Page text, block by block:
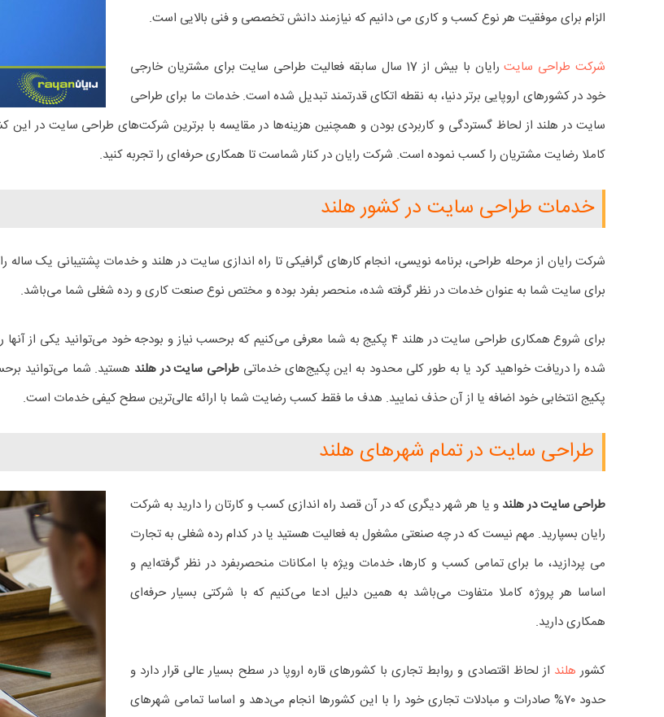
الزام برای موفقیت هر نوع کسب و کاری می دانیم که نیازمند دانش تخصصی و فنی بالایی است.
شرکت طراحی سایت
رایان با بیش از 17 سال سابقه فعالیت طراحی سایت برای مشتریان خارجی
خود در کشورهای اروپایی برتر دنیا، به نقطه اتکای قدرتمند تبدیل شده است. خدمات ما برای طراحی
کاملا رضایت مشتریان را کسب نموده است. شرکت رایان در کنار شماست تا همکاری حرفه‌ای را تجربه کنید.
خدمات طراحی سایت در کشور هلند
شرکت رایان از مرحله طراحی، برنامه نویسی، انجام کارهای گرافیکی تا راه اندازی سایت در هلند و خدمات پشتیبانی یک
برای سایت شما به عنوان خدمات در نظر گرفته شده، منحصر بفرد بوده و مختص نوع صنعت کاری و رده شغلی شما می‌باشد.
برای شروع همکاری طراحی سایت در هلند ۴ پکیج به شما معرفی می‌کنیم که برحسب نیاز و بودجه خود
شده را دریافت خواهید کرد یا به طور کلی محدود به این پکیج‌های خدماتی طراحی سایت در هلند هستید. شما می‌توانید
پکیج انتخابی خود اضافه یا از آن حذف نمایید. هدف ما فقط کسب رضایت شما با ارائه عالی‌ترین سطح کیفی خدمات است.
طراحی سایت در تمام شهرهای هلند
طراحی سایت در هلند و یا هر شهر دیگری که در آن قصد راه اندازی کسب و کارتان را دارید به شرکت
رایان بسپارید. مهم نیست که در چه صنعتی مشغول به فعالیت هستید یا در کدام رده شغلی به تجارت
می پردازید، ما برای تمامی کسب و کارها، خدمات ویژه با امکانات منحصربفرد در نظر گرفته‌ایم و
اساسا هر پروژه کاملا متفاوت می‌باشد به همین دلیل ادعا می‌کنیم که با شرکتی بسیار حرفه‌ای
همکاری دارید.
کشور هلند از لحاظ اقتصادی و روابط تجاری با کشورهای قاره اروپا در سطح بسیار عالی قرار دارد و
حدود ۷۰% صادرات و مبادلات تجاری خود را با این کشورها انجام می‌دهد و اساسا تمامی شهرهای